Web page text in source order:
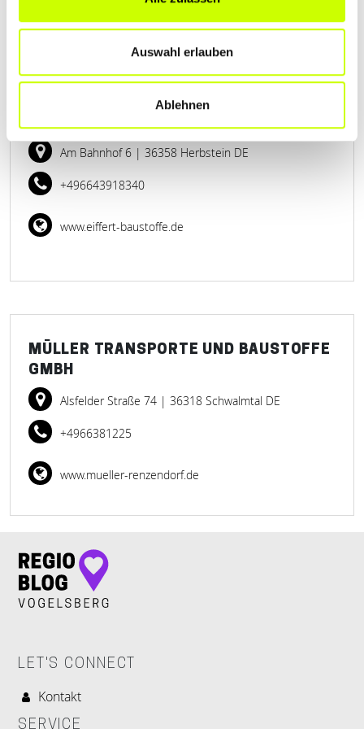
Auswahl erlauben
Ablehnen
Am Bahnhof 6 | 36358 Herbstein DE
+496643918340
www.eiffert-baustoffe.de
MÜLLER TRANSPORTE UND BAUSTOFFE
GMBH
Alsfelder Straße 74 | 36318 Schwalmtal DE
+4966381225
www.mueller-renzendorf.de
LET'S CONNECT
Kontakt
SERVICE